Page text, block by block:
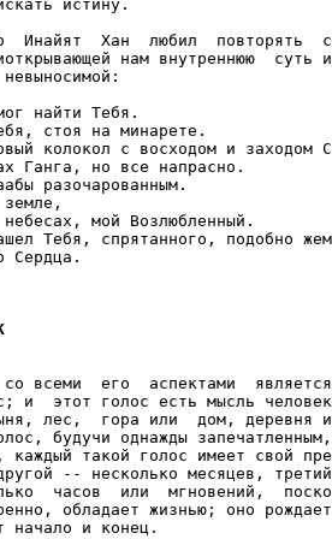
его  аспектами  является
и  этот голос есть мысль
лес,  гора или  дом, деревня
будучи однажды
такой голос имеет свой
-- несколько месяцев,
часов  или  мгновений,
обладает жизнью; оно
начало и конец.